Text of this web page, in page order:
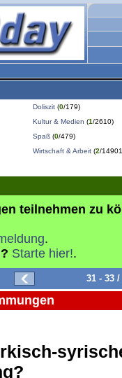
Doliszit (0/179)
Kultur & Medien (1/2610)
Spaß (0/479)
Wirtschaft & Arbeit (2/
teilnehmen zu
.
Starte hier!.
31 - 33